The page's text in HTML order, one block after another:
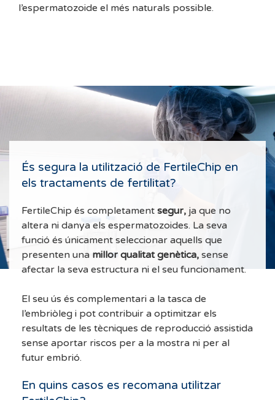
l’espermatozoide el més naturals possible.
És segura la utilització de FertileChip en
els tractaments de fertilitat?
FertileChip és completament segur, ja que no
altera ni danya els espermatozoides. La seva
funció és únicament seleccionar aquells que
presenten una millor qualitat genètica, sense
afectar la seva estructura ni el seu funcionament.
El seu ús és complementari a la tasca de
l’embriòleg i pot contribuir a optimitzar els
resultats de les tècniques de reproducció assistida
sense aportar riscos per a la mostra ni per al
futur embrió.
En quins casos es recomana utilitzar